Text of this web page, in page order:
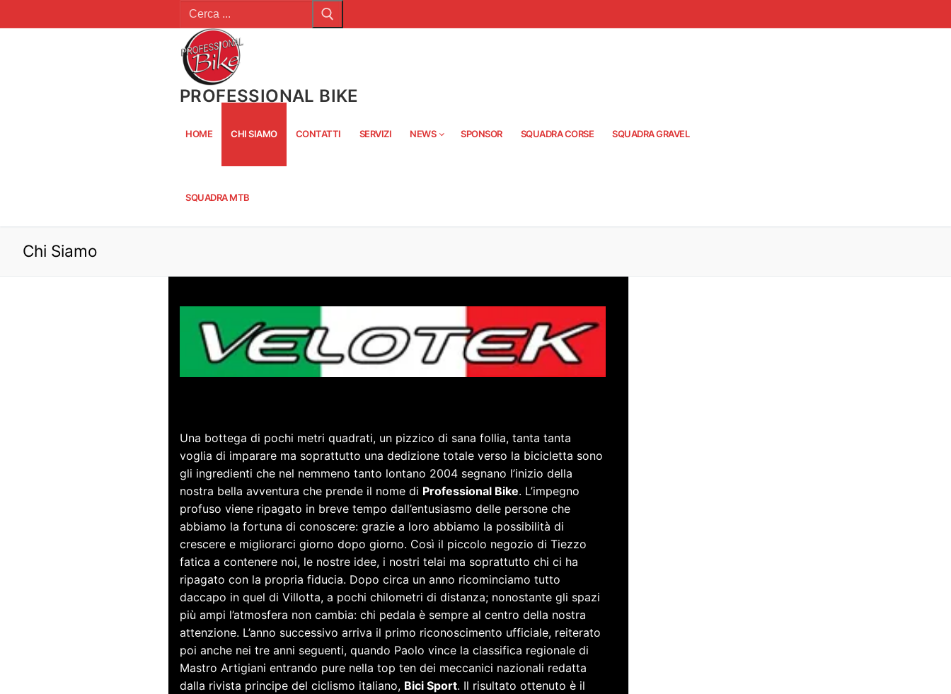
al
PROFESSIONAL BIKE
HOME CHI SIAMO CONTATTI SERVIZI NEWS SPONSOR SQUADRA CORSE SQUADRA GRAVEL
SQUADRA MTB
Chi Siamo
Una bottega di pochi metri quadrati, un pizzico di sana follia, tanta tanta
voglia di imparare ma soprattutto una dedizione totale verso la bicicletta sono
gli ingredienti che nel nemmeno tanto lontano 2004 segnano l’inizio della
nostra bella avventura che prende il nome di Professional Bike. L’impegno
profuso viene ripagato in breve tempo dall’entusiasmo delle persone che
abbiamo la fortuna di conoscere: grazie a loro abbiamo la possibilità di
crescere e migliorarci giorno dopo giorno. Così il piccolo negozio di Tiezzo
fatica a contenere noi, le nostre idee, i nostri telai ma soprattutto chi ci ha
ripagato con la propria fiducia. Dopo circa un anno ricominciamo tutto
daccapo in quel di Villotta, a pochi chilometri di distanza; nonostante gli spazi
più ampi l’atmosfera non cambia: chi pedala è sempre al centro della nostra
attenzione. L’anno successivo arriva il primo riconoscimento ufficiale, reiterato
poi anche nei tre anni seguenti, quando Paolo vince la classifica regionale di
Mastro Artigiani entrando pure nella top ten dei meccanici nazionali redatta
dalla rivista principe del ciclismo italiano, Bici Sport. Il risultato ottenuto è il